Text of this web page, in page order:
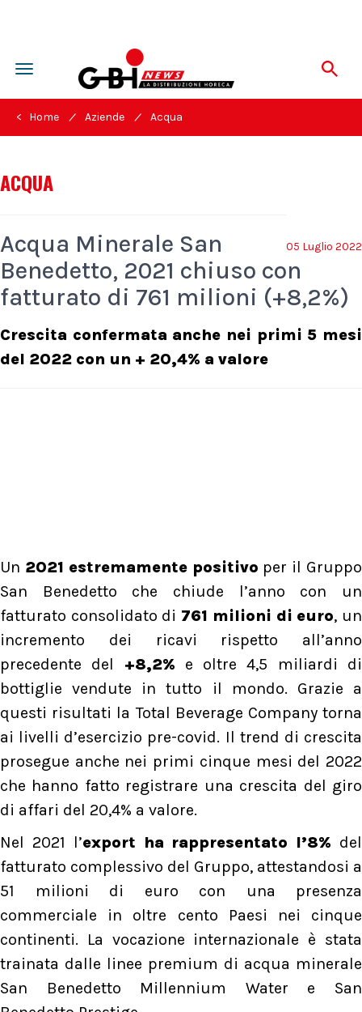
Toggle
navigation
< Home / Aziende / Acqua
ACQUA
05 Luglio 2022
Acqua Minerale San
Benedetto, 2021 chiuso con
fatturato di 761 milioni (+8,2%)
Crescita confermata anche nei primi 5 mesi
del 2022 con un + 20,4% a valore
Un 2021 estremamente positivo per il Gruppo
San Benedetto che chiude l’anno con un
fatturato consolidato di 761 milioni di euro, un
incremento dei ricavi rispetto all’anno
precedente del +8,2% e oltre 4,5 miliardi di
bottiglie vendute in tutto il mondo. Grazie a
questi risultati la Total Beverage Company torna
ai livelli d’esercizio pre-covid. Il trend di crescita
prosegue anche nei primi cinque mesi del 2022
che hanno fatto registrare una crescita del giro
di affari del 20,4% a valore.
Nel 2021 l’export ha rappresentato l’8% del
fatturato complessivo del Gruppo, attestandosi a
51 milioni di euro con una presenza
commerciale in oltre cento Paesi nei cinque
continenti. La vocazione internazionale è stata
trainata dalle linee premium di acqua minerale
San Benedetto Millennium Water e San